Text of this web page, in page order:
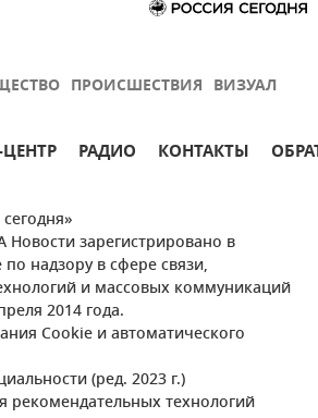
ПРОИСШЕСТВИЯ ВИЗУАЛ
РАДИО КОНТАКТЫ
Новости зарегистрировано в
надзору в сфере связи,
и массовых коммуникаций
2014 года.
Cookie и автоматического
(ред. 2023 г.)
рекомендательных технологий